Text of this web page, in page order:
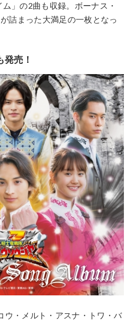
」の2曲も収録。ボーナス・
詰まった大満足の一枚となっ
売！
ウ・メルト・アスナ・トワ・バ